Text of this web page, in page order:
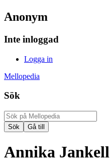
Anonym
Inte inloggad
Logga in
Mellopedia
Sök
Annika Jankell